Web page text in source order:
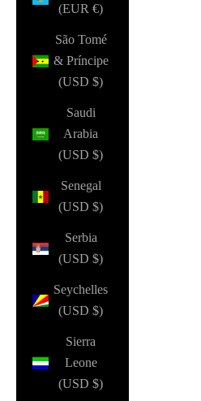
(EUR €)
São Tomé
& Príncipe
(USD $)
Saudi
Arabia
(USD $)
Senegal
(USD $)
Serbia
(USD $)
Seychelles
(USD $)
Sierra
Leone
(USD $)